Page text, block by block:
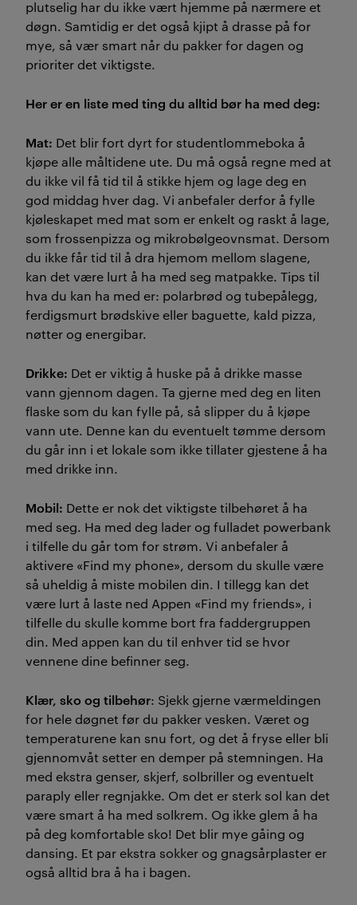
plutselig har du ikke vært hjemme på nærmere et
døgn. Samtidig er det også kjipt å drasse på for
mye, så vær smart når du pakker for dagen og
prioriter det viktigste.
Her er en liste med ting du alltid bør ha med deg:
Mat: Det blir fort dyrt for studentlommeboka å
kjøpe alle måltidene ute. Du må også regne med at
du ikke vil få tid til å stikke hjem og lage deg en
god middag hver dag. Vi anbefaler derfor å fylle
kjøleskapet med mat som er enkelt og raskt å lage,
som frossenpizza og mikrobølgeovnsmat. Dersom
du ikke får tid til å dra hjemom mellom slagene,
kan det være lurt å ha med seg matpakke. Tips til
hva du kan ha med er: polarbrød og tubepålegg,
ferdigsmurt brødskive eller baguette, kald pizza,
nøtter og energibar.
Drikke: Det er viktig å huske på å drikke masse
vann gjennom dagen. Ta gjerne med deg en liten
flaske som du kan fylle på, så slipper du å kjøpe
vann ute. Denne kan du eventuelt tømme dersom
du går inn i et lokale som ikke tillater gjestene å ha
med drikke inn.
Mobil: Dette er nok det viktigste tilbehøret å ha
med seg. Ha med deg lader og fulladet powerbank
i tilfelle du går tom for strøm. Vi anbefaler å
aktivere «Find my phone», dersom du skulle være
så uheldig å miste mobilen din. I tillegg kan det
være lurt å laste ned Appen «Find my friends», i
tilfelle du skulle komme bort fra faddergruppen
din. Med appen kan du til enhver tid se hvor
vennene dine befinner seg.
Klær, sko og tilbehør: Sjekk gjerne værmeldingen
for hele døgnet før du pakker vesken. Været og
temperaturene kan snu fort, og det å fryse eller bli
gjennomvåt setter en demper på stemningen. Ha
med ekstra genser, skjerf, solbriller og eventuelt
paraply eller regnjakke. Om det er sterk sol kan det
være smart å ha med solkrem. Og ikke glem å ha
på deg komfortable sko! Det blir mye gåing og
dansing. Et par ekstra sokker og gnagsårplaster er
også alltid bra å ha i bagen.